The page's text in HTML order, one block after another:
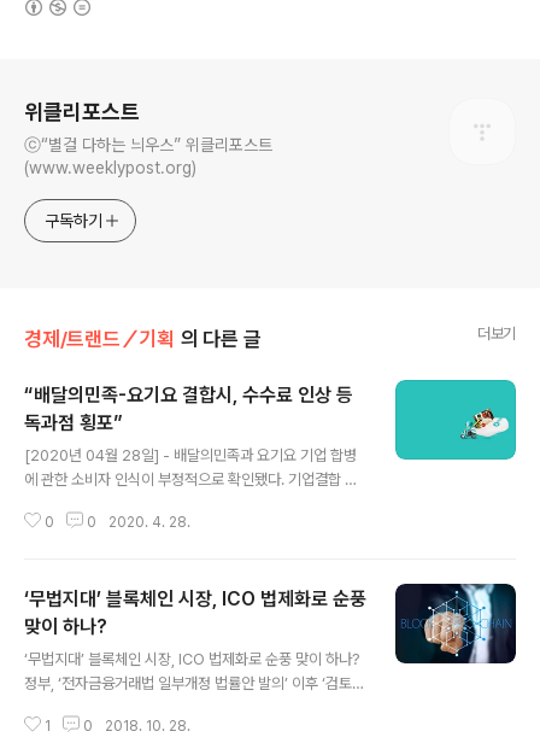
위클리포스트
ⓒ“별걸 다하는 늬우스” 위클리포스트
(www.weeklypost.org)
구독하기
경제/트랜드／기획 의 다른 글 더보기
“배달의민족-요기요 결합시, 수수료 인상 등
독과점 횡포”
[2020년 04월 28일] - 배달의민족과 요기요 기업 합병
에 관한 소비자 인식이 부정적으로 확인됐다. 기업결합 반
82.9%로 조사됐다. 두 기업 합병시 독과점 폐해가 불가피
월 1일 수수료 인상을 기습 발표한 전례가 이를 대변했다.
소비자시민모임은 ‘공정위, 소비자 피해 우려되는 기업결
합 불승인 전례에 따라 심사숙고’할 것을 주장하는 내용이
담긴 의견서를 공정위에 제출했다. 배달앱 시장 점유율 1위
인 우아한형제들(배달의민족)과 시장점유율 2, 3위인 딜리
버리히어로(요기요, 배달통) 간의 기업결합이 “독과점으로
0 0 2020. 4. 28.
‘무법지대’ 블록체인 시장, ICO 법제화로 순풍
맞이 하나?
‘무법지대’ 블록체인 시장, ICO 법제화로 순풍 맞이 하나?
정부, ‘전자금융거래법 일부개정 법률안 발의’ 이후 ‘검토
불어 닥친 블록체인 시장의 성장은 그야말로 ‘광풍’ 수준이
1 0 2018. 10. 28.